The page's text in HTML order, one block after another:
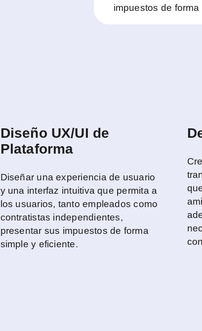
impuestos de
Diseño UX/UI de
Plataforma
Diseñar una experiencia de usuario
y una interfaz intuitiva que permita a
los usuarios, tanto empleados como
contratistas independientes,
presentar sus impuestos de forma
simple y eficiente.